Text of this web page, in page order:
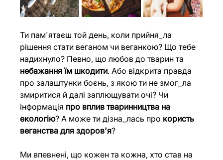
Ти пам'ятаєш той день, коли прийня_ла
рішення стати веганом чи веганкою? Що тебе
надихнуло? Певно, що любов до тварин та
небажання їм шкодити. Або відкрита правда
про залаштунки боєнь, з якою ти не змог_ла
змиритися й далі заплющувати очі? Чи
інформація про вплив тваринництва на
екологію? А може ти дізна_лась про користь
веганства для здоров'я?
Ми впевнені, що кожен та кожна, хто став на